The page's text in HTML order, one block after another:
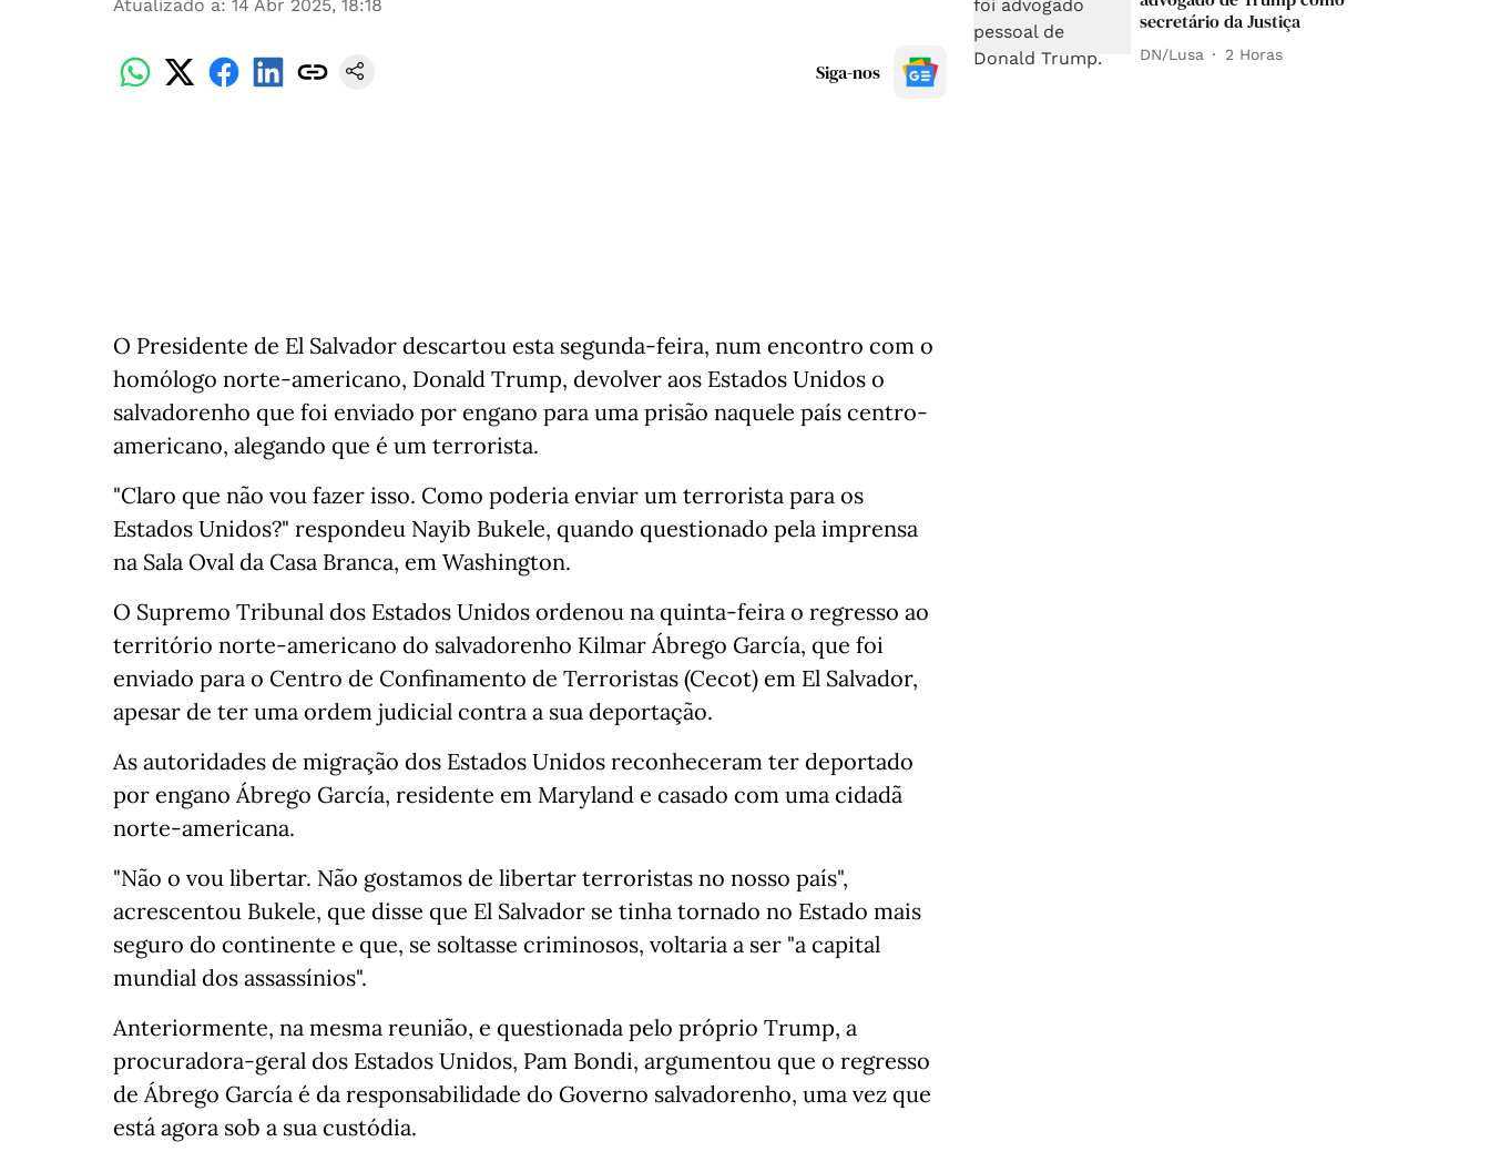
Atualizado a: 14 Abr 2025, 18:18
Siga-nos
O Presidente de El Salvador descartou esta segunda-feira, num encontro com o
homólogo norte-americano, Donald Trump, devolver aos Estados Unidos o
salvadorenho que foi enviado por engano para uma prisão naquele país centro-
americano, alegando que é um terrorista.
"Claro que não vou fazer isso. Como poderia enviar um terrorista para os
Estados Unidos?" respondeu Nayib Bukele, quando questionado pela imprensa
na Sala Oval da Casa Branca, em Washington.
O Supremo Tribunal dos Estados Unidos ordenou na quinta-feira o regresso ao
território norte-americano do salvadorenho Kilmar Ábrego García, que foi
enviado para o Centro de Confinamento de Terroristas (Cecot) em El Salvador,
apesar de ter uma ordem judicial contra a sua deportação.
As autoridades de migração dos Estados Unidos reconheceram ter deportado
por engano Ábrego García, residente em Maryland e casado com uma cidadã
norte-americana.
"Não o vou libertar. Não gostamos de libertar terroristas no nosso país",
acrescentou Bukele, que disse que El Salvador se tinha tornado no Estado mais
seguro do continente e que, se soltasse criminosos, voltaria a ser "a capital
mundial dos assassínios".
Anteriormente, na mesma reunião, e questionada pelo próprio Trump, a
procuradora-geral dos Estados Unidos, Pam Bondi, argumentou que o regresso
de Ábrego García é da responsabilidade do Governo salvadorenho, uma vez que
está agora sob a sua custódia.
secretário da Justiça
DN/Lusa 2 Horas